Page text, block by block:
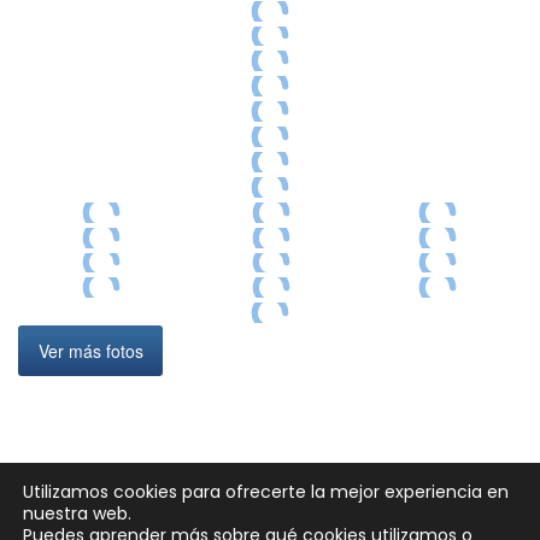
Ver más fotos
Utilizamos cookies para ofrecerte la mejor experiencia en
nuestra web.
Puedes aprender más sobre qué cookies utilizamos o